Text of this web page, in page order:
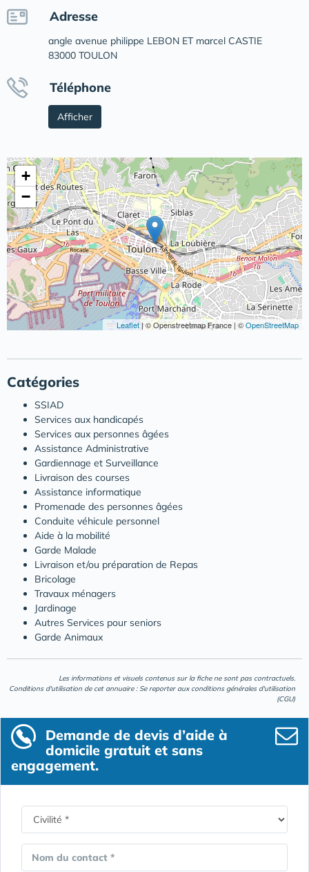
Adresse
angle avenue philippe LEBON ET marcel CASTIE
83000 TOULON
Téléphone
Afficher
+
−
Leaflet|© Openstreetmap France | ©OpenStreetMap
Catégories
SSIAD
Services aux handicapés
Services aux personnes âgées
Assistance Administrative
Gardiennage et Surveillance
Livraison des courses
Assistance informatique
Promenade des personnes âgées
Conduite véhicule personnel
Aide à la mobilité
Garde Malade
Livraison et/ou préparation de Repas
Bricolage
Travaux ménagers
Jardinage
Autres Services pour seniors
Garde Animaux
Les informations et visuels contenus sur la fiche ne sont pas contractuels.
Conditions d'utilisation de cet annuaire : Se reporter aux conditions générales d'utilisation
(CGU)
Demande de devis d’aide à
domicile gratuit et sans
engagement.
Nom du contact *